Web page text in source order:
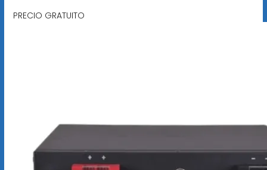
PRECIO GRATUITO